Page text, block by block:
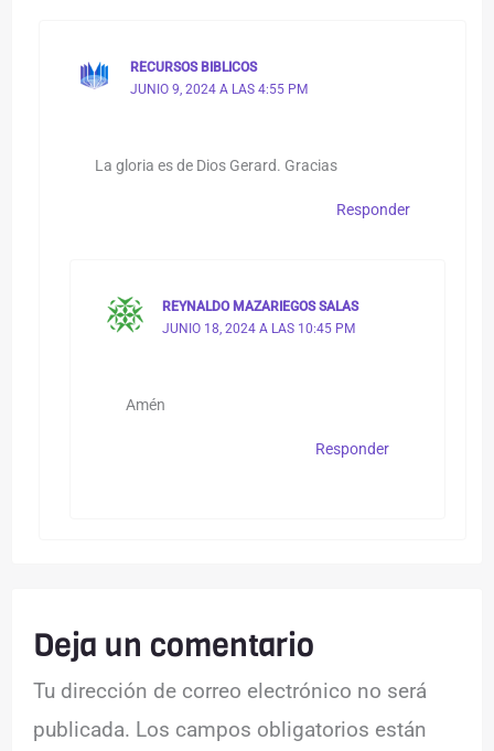
RECURSOS BIBLICOS
JUNIO 9, 2024 A LAS 4:55 PM
La gloria es de Dios Gerard. Gracias
Responder
REYNALDO MAZARIEGOS SALAS
JUNIO 18, 2024 A LAS 10:45 PM
Amén
Responder
Deja un comentario
Tu dirección de correo electrónico no será
publicada. Los campos obligatorios están